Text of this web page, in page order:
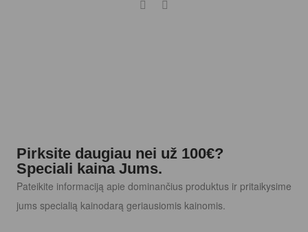
Pirksite daugiau nei už 100€?
Speciali kaina Jums.
Pateikite informaciją apie dominančius produktus ir pritaikysime
jums specialią kainodarą geriausiomis kainomis.